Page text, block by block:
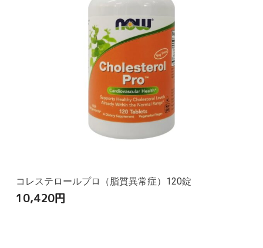
コレステロールプロ（脂質異常症）120錠
10,420円